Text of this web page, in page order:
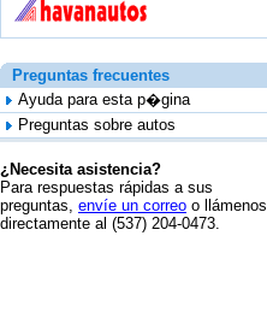
Preguntas frecuentes
Ayuda para esta p�gina
Preguntas sobre autos
¿Necesita asistencia?
Para respuestas rápidas a sus
preguntas, envíe un correo o llámenos
directamente al (537) 204-0473.